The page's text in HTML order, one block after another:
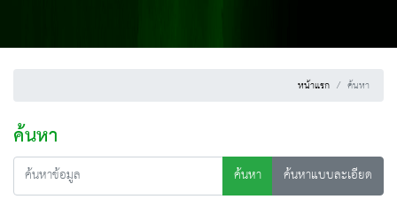
หน้าแรก ค้นหา
ค้นหา
ค้นหา
ค้นหาแบบละเอียด